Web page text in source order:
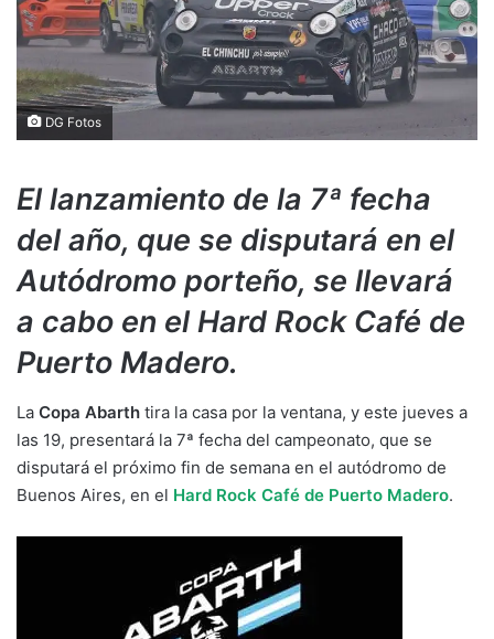
DG Fotos
El lanzamiento de la 7ª fecha
del año, que se disputará en el
Autódromo porteño, se llevará
a cabo en el Hard Rock Café de
Puerto Madero.
La Copa Abarth tira la casa por la ventana, y este jueves a
las 19, presentará la 7ª fecha del campeonato, que se
disputará el próximo fin de semana en el autódromo de
Buenos Aires, en el Hard Rock Café de Puerto Madero.